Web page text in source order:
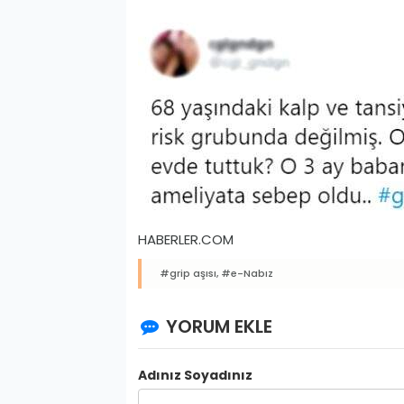
HABERLER.COM
#grip aşısı, #e-Nabız
YORUM EKLE
Adınız Soyadınız